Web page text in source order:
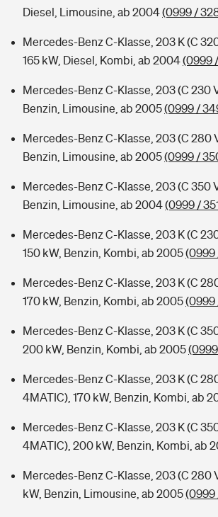
Diesel, Limousine, ab 2004(0999 /
Mercedes-Benz C-Klasse, 203 K (C
165 kW, Diesel, Kombi, ab 2004(0999
Mercedes-Benz C-Klasse, 203 (C 230
Benzin, Limousine, ab 2005(0999 /
Mercedes-Benz C-Klasse, 203 (C 280
Benzin, Limousine, ab 2005(0999 /
Mercedes-Benz C-Klasse, 203 (C 350
Benzin, Limousine, ab 2004(0999 /
Mercedes-Benz C-Klasse, 203 K (C
150 kW, Benzin, Kombi, ab 2005(0999
Mercedes-Benz C-Klasse, 203 K (C
170 kW, Benzin, Kombi, ab 2005(0999
Mercedes-Benz C-Klasse, 203 K (C
200 kW, Benzin, Kombi, ab 2005
Mercedes-Benz C-Klasse, 203 K (C
4MATIC), 170 kW, Benzin, Kombi, ab
Mercedes-Benz C-Klasse, 203 K (C
4MATIC), 200 kW, Benzin, Kombi, ab
Mercedes-Benz C-Klasse, 203 (C 280
kW, Benzin, Limousine, ab 2005(0999